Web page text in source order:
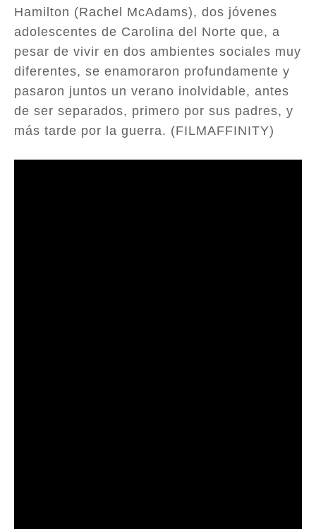
Hamilton (Rachel McAdams), dos jóvenes
adolescentes de Carolina del Norte que, a
pesar de vivir en dos ambientes sociales muy
diferentes, se enamoraron profundamente y
pasaron juntos un verano inolvidable, antes
de ser separados, primero por sus padres, y
más tarde por la guerra. (FILMAFFINITY)